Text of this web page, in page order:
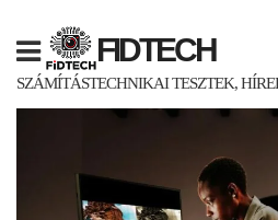
content
FIDTECH
SZÁMÍTÁSTECHNIKAI TESZTEK,